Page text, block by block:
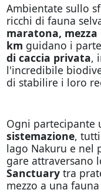
Ambientate sullo
ricchi di fauna
maratona,
km guidano i
di caccia privata,
l'incredibile
di stabilire i loro
Ogni partecipante
sistemazione,
lago Nakuru e nel
gare attraversano
Sanctuarytra
mezzo a una